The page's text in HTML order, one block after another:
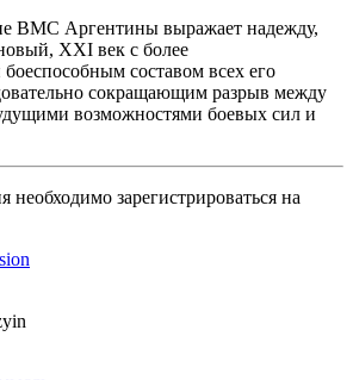
ВМС Аргентины выражает надежду,
XXI век с более
составом всех его
сокращающим разрыв между
возможностями боевых сил и
необходимо зарегистрироваться на